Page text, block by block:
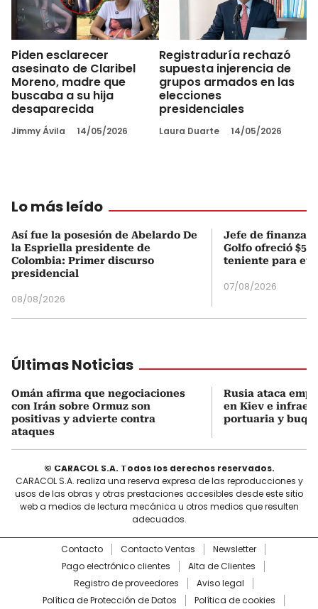
Piden esclarecer
asesinato de Claribel
Moreno, madre que
buscaba a su hija
desaparecida
Jimmy Ávila 14/05/2026
Registraduría rechazó
supuesta injerencia de
grupos armados en las
elecciones
presidenciales
Laura Duarte 14/05/2026
Lo más leído
Así fue la posesión de Abelardo De
la Espriella presidente de
Colombia: Primer discurso
presidencial
08/08/2026
Jefe de finanzas
Golfo ofreció
teniente para
07/08/2026
Últimas Noticias
Omán afirma que negociaciones
con Irán sobre Ormuz son
positivas y advierte contra
ataques
Rusia ataca
en Kiev e
portuaria y
© CARACOL S.A. Todos los derechos reservados.
CARACOL S.A. realiza una reserva expresa de las reproducciones y
usos de las obras y otras prestaciones accesibles desde este sitio
web a medios de lectura mecánica u otros medios que resulten
adecuados.
Contacto Contacto Ventas
Newsletter
Pago electrónico clientes
Alta de Clientes
Registro de proveedores
Aviso legal
Política de Protección de Datos
Política de cookies